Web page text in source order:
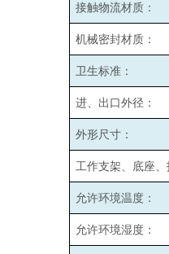
接触物流材质：
机械密封材质：
卫生标准：
进、出口外径：
外形尺寸：
工作支架、底座
允许环境温度：
允许环境湿度：